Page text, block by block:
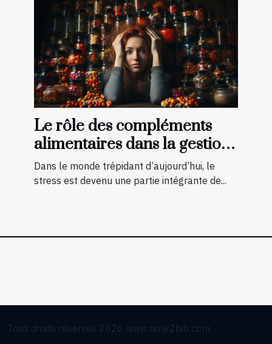
Le rôle des compléments
alimentaires dans la gestion
du stress
Dans le monde trépidant d’aujourd’hui, le
stress est devenu une partie intégrante de...
Tous droits réservés 2026 www.note2bib.com